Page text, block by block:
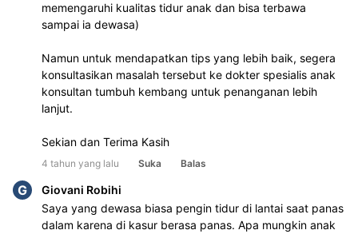
memengaruhi kualitas tidur anak dan bisa terbawa
sampai ia dewasa)
Namun untuk mendapatkan tips yang lebih baik, segera
konsultasikan masalah tersebut ke dokter spesialis anak
konsultan tumbuh kembang untuk penanganan lebih
lanjut.
Sekian dan Terima Kasih
4 tahun yang lalu Suka Balas
G
Giovani Robihi
Saya yang dewasa biasa pengin tidur di lantai saat panas
dalam karena di kasur berasa panas. Apa mungkin anak